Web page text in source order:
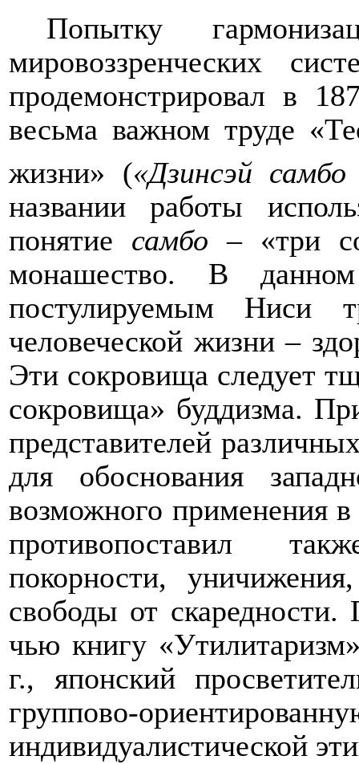
Попытку
мировоззренческих
продемонстрировал в
весьма важном труде
жизни» («Дзинсэй самбо
названии работы
понятие самбо – «три
монашество. В
постулируемым Ниси
человеческой жизни –
Эти сокровища следует
сокровища» буддизма.
представителей
для обоснования
возможного применения
противопоставил
покорности,
свободы от
чью книгу
г., японский
группово-
индивидуалистической